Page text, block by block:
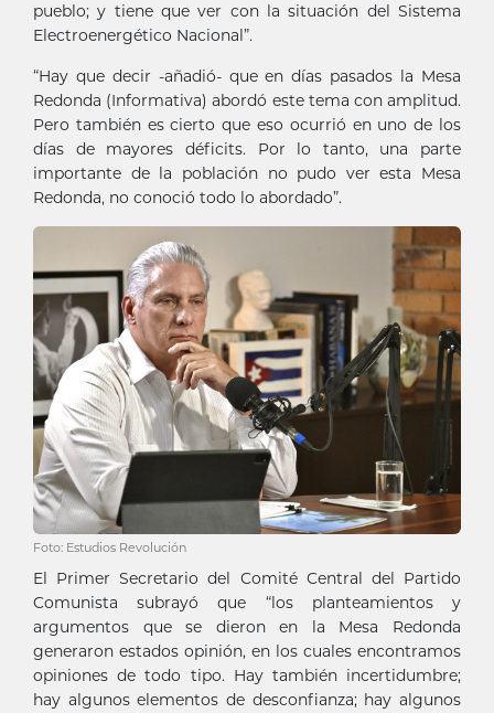
pueblo; y tiene que ver con la situación del Sistema
Electroenergético Nacional”.
“Hay que decir -añadió- que en días pasados la Mesa
Redonda (Informativa) abordó este tema con amplitud.
Pero también es cierto que eso ocurrió en uno de los
días de mayores déficits. Por lo tanto, una parte
importante de la población no pudo ver esta Mesa
Redonda, no conoció todo lo abordado”.
Foto: Estudios Revolución
El Primer Secretario del Comité Central del Partido
Comunista subrayó que “los planteamientos y
argumentos que se dieron en la Mesa Redonda
generaron estados opinión, en los cuales encontramos
opiniones de todo tipo. Hay también incertidumbre;
hay algunos elementos de desconfianza; hay algunos